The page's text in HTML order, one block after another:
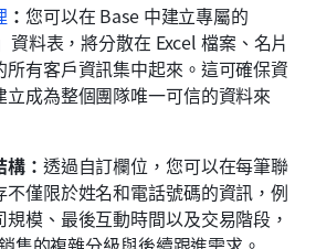
： 您可以在 Base 中建立專屬的
資料表，將分散在 Excel 檔案、名片
所有客戶資訊集中起來。這可確保資
立成為整個團隊唯一可信的資料來
： 透過自訂欄位，您可以在每筆聯
不僅限於姓名和電話號碼的資訊，例
模、最後互動時間以及交易階段，